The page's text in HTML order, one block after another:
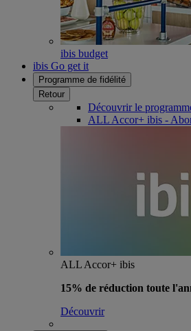
ibis budget
ibis Go get it
Programme de fidélité
Retour
Découvrir le
ALL Accor+ ibis -
ALL Accor+ ibis
15% de réduction toute
Découvrir